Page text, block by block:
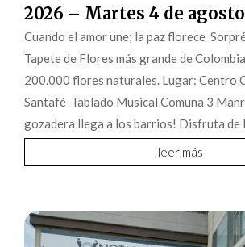
2026 – Martes 4 de agosto
Cuando el amor une; la paz florece
Tapete de Flores más grande de
200.000 flores naturales. Lugar: Centro
Santafé Tablado Musical Comuna 3
gozadera llega a los barrios! Disfruta de
leer más